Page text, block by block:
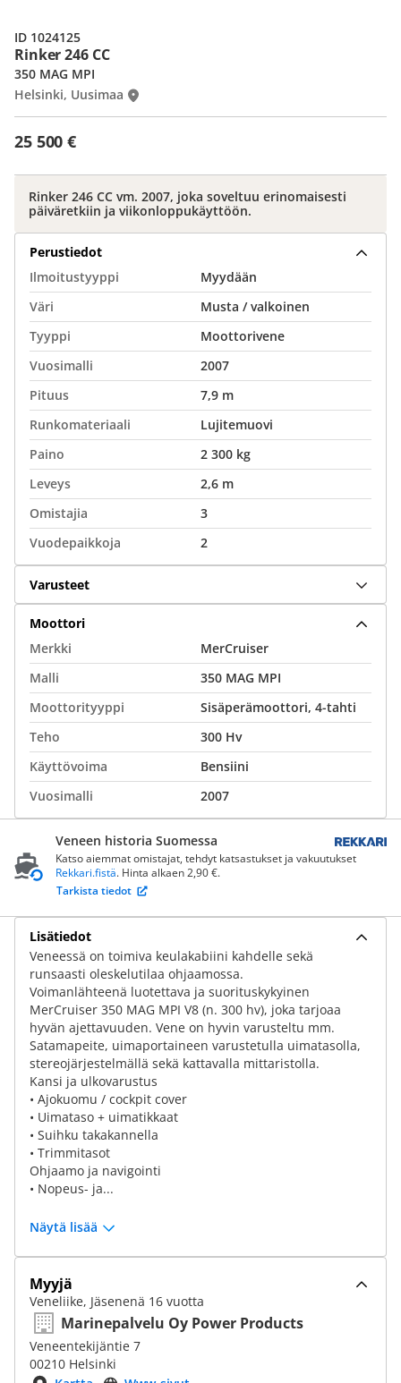
Rinker 246 CC
25 500 €
350 MAG MPI
Helsinki, Uusimaa
ID 1024125
Rinker 246 CC vm. 2007, joka soveltuu erinomaisesti
päiväretkiin ja viikonloppukäyttöön.
Perustiedot
Ilmoitustyyppi
Myydään
Väri
Musta / valkoinen
Tyyppi
Moottorivene
Vuosimalli
2007
Pituus
7,9 m
Runkomateriaali
Lujitemuovi
Paino
2 300 kg
Leveys
2,6 m
Omistajia
3
Vuodepaikkoja
2
Varusteet
Moottori
Merkki
MerCruiser
Malli
350 MAG MPI
Moottorityyppi
Sisäperämoottori, 4-tahti
Teho
300 Hv
Käyttövoima
Bensiini
Vuosimalli
2007
Veneen historia Suomessa
Katso aiemmat omistajat, tehdyt katsastukset ja vakuutukset
Rekkari.fistä. Hinta alkaen 2,90 €.
Tarkista tiedot
Lisätiedot
Veneessä on toimiva keulakabiini kahdelle sekä
runsaasti oleskelutilaa ohjaamossa.
Voimanlähteenä luotettava ja suorituskykyinen
MerCruiser 350 MAG MPI V8 (n. 300 hv), joka tarjoaa
hyvän ajettavuuden. Vene on hyvin varusteltu mm.
Satamapeite, uimaportaineen varustetulla uimatasolla,
stereojärjestelmällä sekä kattavalla mittaristolla.
Kansi ja ulkovarustus
• Ajokuomu / cockpit cover
• Uimataso + uimatikkaat
• Suihku takakannella
• Trimmitasot
Ohjaamo ja navigointi
• Nopeus- ja...
Näytä lisää
Myyjä
Veneliike, Jäsenenä 16 vuotta
Marinepalvelu Oy Power Products
Veneentekijäntie 7
00210 Helsinki